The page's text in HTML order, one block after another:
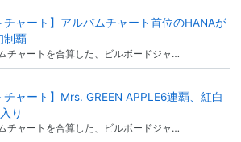
チャート】アルバムチャート首位のHANAが
制覇
チャートを合算した、ビルボードジャ…
チャート】Mrs. GREEN APPLE6連覇、紅白
り
チャートを合算した、ビルボードジャ…